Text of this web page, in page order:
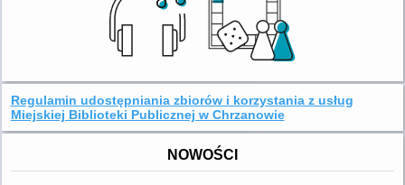
Regulamin udostępniania zbiorów i korzystania z usług
Miejskiej Biblioteki Publicznej w Chrzanowie
NOWOŚCI